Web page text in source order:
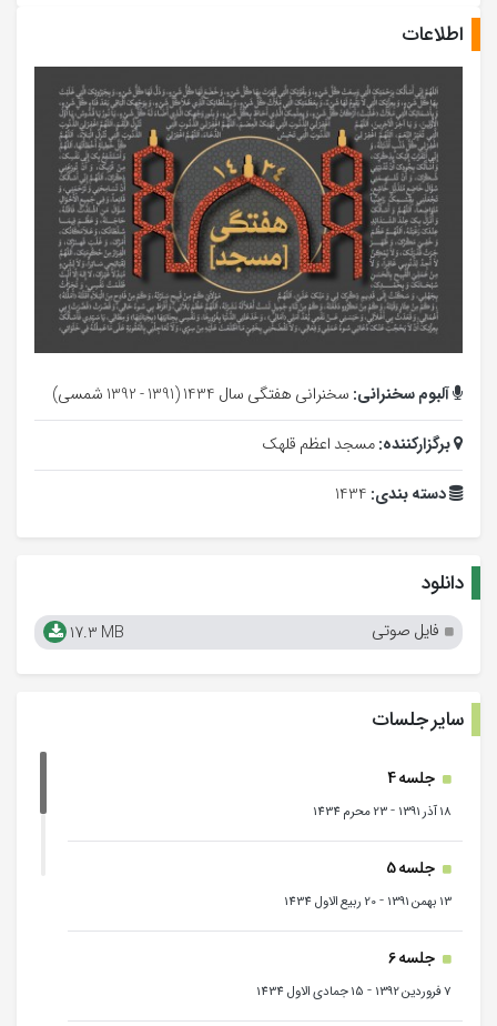
اطلاعات
آلبوم سخنرانی: سخنرانی هفتگی سال 1434 (1391 - 1392 شمسی)
برگزارکننده:مسجد اعظم قلهک
دسته بندی: 1434
دانلود
فایل صوتی 17.3 MB
سایر جلسات
جلسه 4
18 آذر 1391 -23 محرم 1434
جلسه 5
13 بهمن 1391 -20 ربیع الاول 1434
جلسه 6
7 فروردین 1392 - 15 جمادی الاول 1434